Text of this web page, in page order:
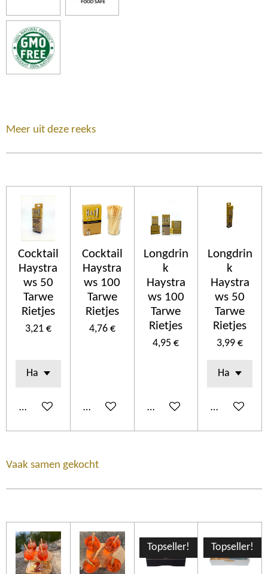
Meer uit deze reeks
Cocktail
Haystra
ws 50
Tarwe
Rietjes
3,21 €
Añadir al carrito
Cocktail
Haystra
ws 100
Tarwe
Rietjes
4,76 €
Añadir al carrito
Longdrin
k
Haystra
ws 100
Tarwe
Rietjes
4,95 €
Añadir al carrito
Longdrin
k
Haystra
ws 50
Tarwe
Rietjes
3,99 €
Añadir al
Vaak samen gekocht
Topseller! Topseller!